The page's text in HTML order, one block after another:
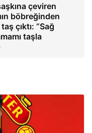
çeviren
böbreğinden
çıktı: “Sağ
taşla